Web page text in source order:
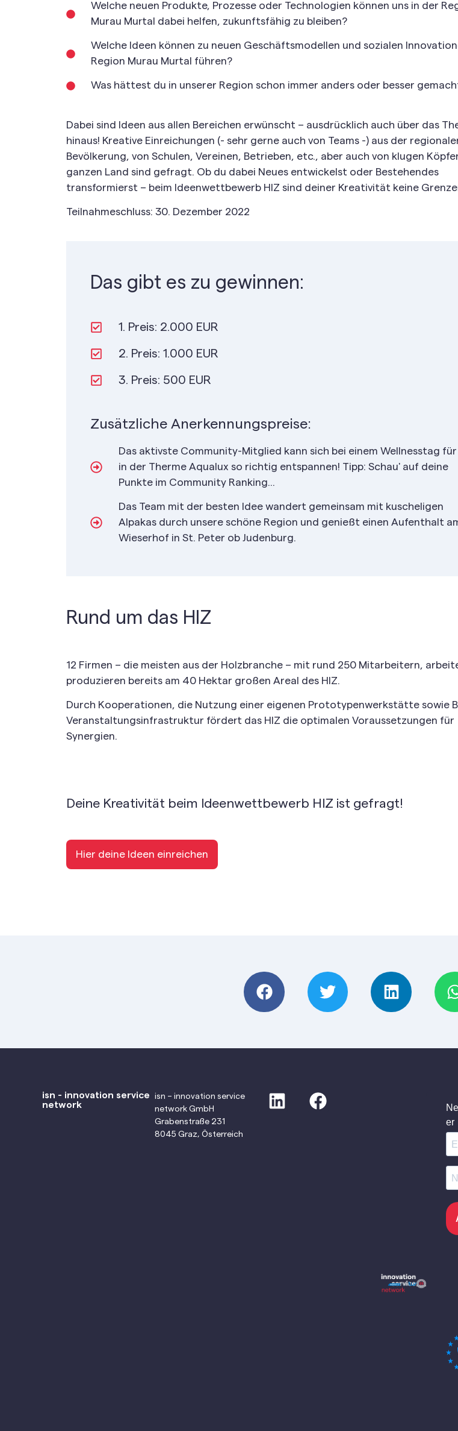
Welche neuen Produkte, Prozesse oder Technologien können uns in der
Murau Murtal dabei helfen, zukunftsfähig zu bleiben?
Welche Ideen können zu neuen Geschäftsmodellen und sozialen
Region Murau Murtal führen?
Was hättest du in unserer Region schon immer anders oder besser
Dabei sind Ideen aus allen Bereichen erwünscht – ausdrücklich auch über das
hinaus! Kreative Einreichungen (- sehr gerne auch von Teams -) aus der
Bevölkerung, von Schulen, Vereinen, Betrieben, etc., aber auch von klugen
ganzen Land sind gefragt. Ob du dabei Neues entwickelst oder Bestehendes
transformierst – beim Ideenwettbewerb HIZ sind deiner Kreativität keine
Teilnahmeschluss: 30. Dezember 2022
Das gibt es zu gewinnen:
1. Preis: 2.000 EUR
2. Preis: 1.000 EUR
3. Preis: 500 EUR
Zusätzliche Anerkennungspreise:
Das aktivste Community-Mitglied kann sich bei einem Wellnesstag für
in der Therme Aqualux so richtig entspannen! Tipp: Schau' auf deine
Punkte im Community Ranking...
Das Team mit der besten Idee wandert gemeinsam mit kuscheligen
Alpakas durch unsere schöne Region und genießt einen Aufenthalt
Wieserhof in St. Peter ob Judenburg.
Rund um das HIZ
12 Firmen – die meisten aus der Holzbranche – mit rund 250 Mitarbeitern,
produzieren bereits am 40 Hektar großen Areal des HIZ.
Durch Kooperationen, die Nutzung einer eigenen Prototypenwerkstätte sowie
Veranstaltungsinfrastruktur fördert das HIZ die optimalen Voraussetzungen für
Synergien.
Deine Kreativität beim Ideenwettbewerb HIZ ist gefragt!
Hier deine Ideen einreichen
isn - innovation service
network
isn – innovation service
network GmbH
Grabenstraße 231
8045 Graz, Österreich
er